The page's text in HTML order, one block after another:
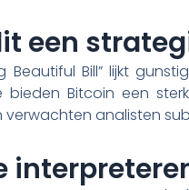
een
Beautiful Bill” lijkt
bieden Bitcoin een
verwachten analisten